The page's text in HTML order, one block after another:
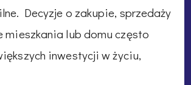
Decyzje o zakupie, sprzedaży
mieszkania lub domu często
inwestycji w życiu,